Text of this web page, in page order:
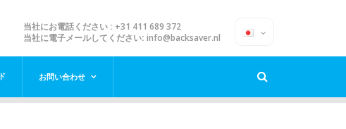
当社にお電話ください : +31 411 689 372
当社に電子メールしてください: info@backsaver.nl
お問い合わせ